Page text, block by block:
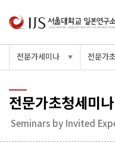
전문가세미나 ▼
전문가초청세미나
Seminars by Invited